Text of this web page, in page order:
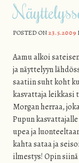
POSTED ON23.5.2009
Aamu alkoi
ja näyttelyyn
saatiin suht koht
kasvattaja leikkasi
Morgan herraa,
Pupun
upea ja
kahta sataa ja
ilmestys! Opin